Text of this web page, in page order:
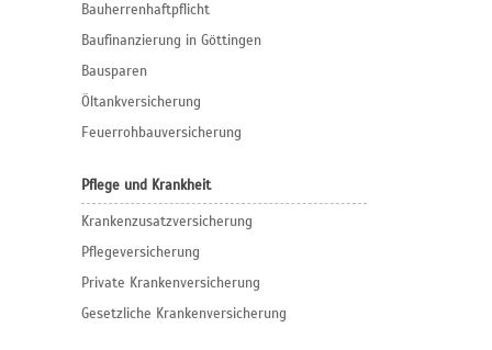
Bauherrenhaftpflicht
Baufinanzierung in Göttingen
Bausparen
Öltankversicherung
Feuerrohbauversicherung
Pflege und Krankheit
Krankenzusatzversicherung
Pflegeversicherung
Private Krankenversicherung
Gesetzliche Krankenversicherung